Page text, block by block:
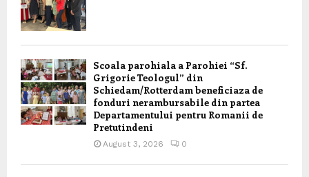
Scoala parohiala a Parohiei “Sf.
Grigorie Teologul” din
Schiedam/Rotterdam beneficiaza de
fonduri nerambursabile din partea
Departamentului pentru Romanii de
Pretutindeni
August 3, 2026 0